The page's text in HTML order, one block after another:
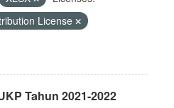
License
Tahun 2021-2022